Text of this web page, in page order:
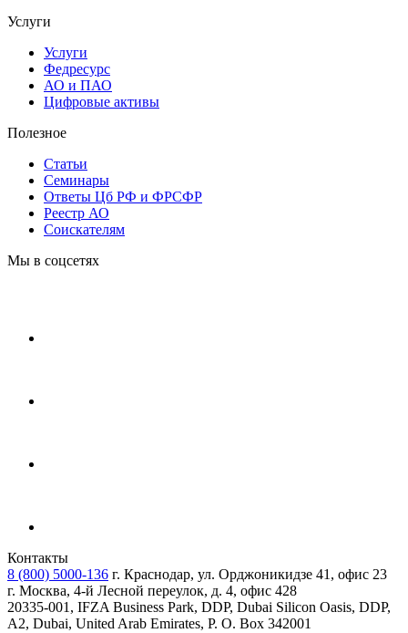
Услуги
Услуги
Федресурс
АО и ПАО
Цифровые активы
Полезное
Статьи
Cеминары
Ответы Цб РФ и ФРСФР
Реестр АО
Соискателям
Мы в соцсетях
Контакты
8 (800) 5000-136 г. Краснодар, ул. Орджоникидзе 41, офис 23
г. Москва, 4-й Лесной переулок, д. 4, офис 428
20335-001, IFZA Business Park, DDP, Dubai Silicon Oasis, DDP,
A2, Dubai, United Arab Emirates, P. O. Box 342001